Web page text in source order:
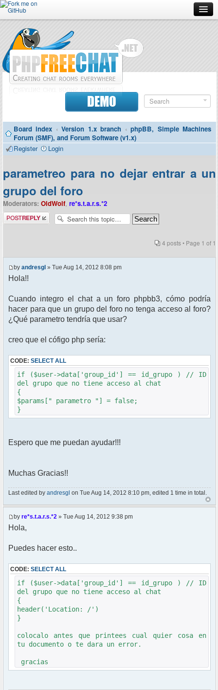
Forum
Doc
Contributors
Contact
DEMO
Board index ‹ Version 1.x branch ‹ phpBB, Simple Machines
Forum (SMF), and Forum Software (v1.x)
Register
Login
parametreo para no dejar entrar a un
grupo del foro
Moderators: OldWolf, re*s.t.a.r.s.*2
Post a reply
4 posts • Page 1 of 1
by andresgl » Tue Aug 14, 2012 8:08 pm
Hola!!
Cuando integro el chat a un foro phpbb3, cómo podría
hacer para que un grupo del foro no tenga acceso al foro?
¿Qué parametro tendría que usar?
creo que el cófigo php sería:
CODE: SELECT ALL
if ($user->data['group_id'] == id_grupo ) // ID
del grupo que no tiene acceso al chat
{
$params[" parametro "] = false;
}
Espero que me puedan ayudar!!!
Muchas Gracias!!
Last edited by andresgl on Tue Aug 14, 2012 8:10 pm, edited 1 time in total.
by re*s.t.a.r.s.*2 » Tue Aug 14, 2012 9:38 pm
Hola,
Puedes hacer esto..
CODE: SELECT ALL
if ($user->data['group_id'] == id_grupo ) // ID
del grupo que no tiene acceso al chat
{
header('Location: /')
}
colocalo antes que printees cual quier cosa en
tu documento o te dara un error.
gracias